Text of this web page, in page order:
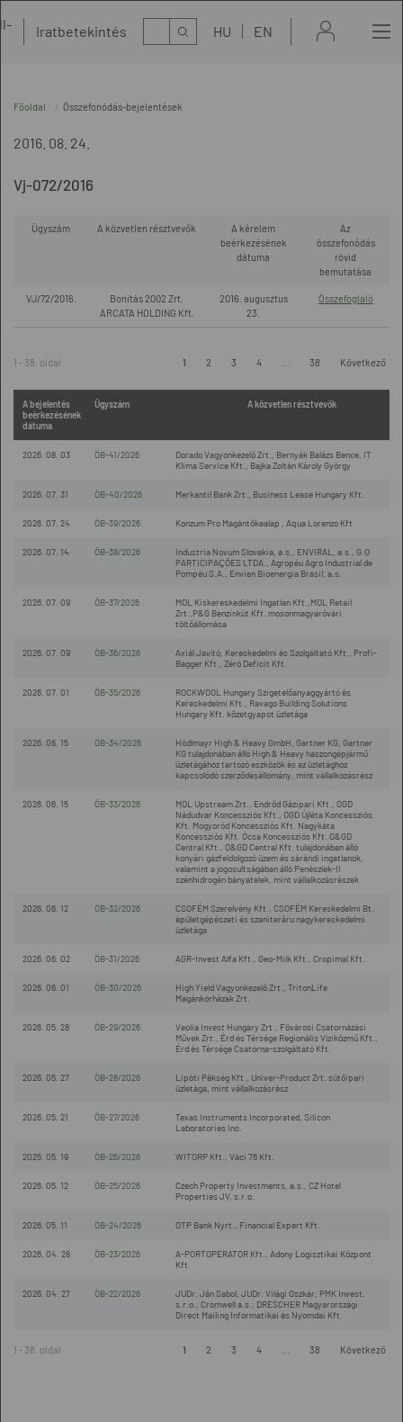
Iratbetekintés Kereső HU EN
Főoldal Összefonódás-bejelentések
2016. 08. 24.
Vj-072/2016
Ügyszám A közvetlen résztvevők
A kérelem
beérkezésének
dátuma
Az
összefonódás
rövid
bemutatása
VJ/72/2016.
Bonitás 2002 Zrt.
ARCATA HOLDING Kft.
2016. augusztus
23.
Összefoglaló
1 - 38. oldal 1 2 3 4 38 Következő
A bejelentés
beérkezésének
dátuma
Ügyszám A közvetlen résztvevők
2026. 08. 03 ÖB-41/2026
Dorado Vagyonkezelő Zrt., Bernyák Balázs Bence, IT
Klima Service Kft., Bajka Zoltán Károly György
2026. 07. 31 ÖB-40/2026 Merkantil Bank Zrt., Business Lease Hungary Kft.
2026. 07. 24 ÖB-39/2026 Konzum Pro Magántőkealap , Aqua Lorenzo Kft.
2026. 07. 14 ÖB-38/2026
Industria Novum Slovakia, a.s., ENVIRAL, a.s., G.O
PARTICIPAÇÕES LTDA., Agropéu Agro Industrial de
Pompéu S.A., Envien Bioenergia Brasil, a.s.
2026. 07. 09 ÖB-37/2026
MOL Kiskereskedelmi Ingatlan Kft.,MOL Retail
Zrt.,P&G Benzinkút Kft. mosonmagyaróvári
töltőállomása
2026. 07. 09 ÖB-36/2026
Axiál Javító, Kereskedelmi és Szolgáltató Kft., Profi-
Bagger Kft., Zéró Deficit Kft.
2026. 07. 01 ÖB-35/2026
ROCKWOOL Hungary Szigetelőanyaggyártó és
Kereskedelmi Kft., Ravago Building Solutions
Hungary Kft. kőzetgyapot üzletága
2026. 06. 15 ÖB-34/2026
Hödlmayr High & Heavy GmbH, Gartner KG, Gartner
KG tulajdonában álló High & Heavy haszongépjármű
üzletágához tartozó eszközök és az üzletághoz
kapcsolódó szerződésállomány, mint vállalkozásrész
2026. 06. 15 ÖB-33/2026
MOL Upstream Zrt., Endrőd Gázipari Kft., OGD
Nádudvar Koncessziós Kft., OGD Újléta Koncessziós
Kft. Mogyoród Koncessziós Kft. Nagykáta
Koncessziós Kft. Ócsa Koncessziós Kft. O&GD
Central Kft., O&GD Central Kft. tulajdonában álló
konyári gázfeldolgozó üzem és sárándi ingatlanok,
valamint a jogosultságában álló Penészlek-II
szénhidrogén bányatelek, mint vállalkozásrészek
2026. 06. 12 ÖB-32/2026
CSOFÉM Szerelvény Kft., CSOFÉM Kereskedelmi Bt.
épületgépészeti és szaniteráru nagykereskedelmi
üzletága
2026. 06. 02 ÖB-31/2026 AGR-Invest Alfa Kft., Geo-Milk Kft., Cropimal Kft.
2026. 06. 01 ÖB-30/2026
High Yield Vagyonkezelő Zrt., TritonLife
Magánkórházak Zrt.
2026. 05. 28 ÖB-29/2026
Veolia Invest Hungary Zrt., Fővárosi Csatornázási
Művek Zrt., Érd és Térsége Regionális Víziközmű Kft.,
Érd és Térsége Csatorna-szolgáltató Kft.
2026. 05. 27 ÖB-28/2026
Lipóti Pékség Kft., Univer-Product Zrt. sütőipari
üzletága, mint vállalkozásrész
2026. 05. 21 ÖB-27/2026
Texas Instruments Incorporated, Silicon
Laboratories Inc.
2025. 05. 19 ÖB-26/2026 WITORP Kft., Váci 76 Kft.
2026. 05. 12 ÖB-25/2026
Czech Property Investments, a.s., CZ Hotel
Properties JV, s.r.o.
2026. 05. 11 ÖB-24/2026 OTP Bank Nyrt., Financial Expert Kft.
2026. 04. 28 ÖB-23/2026
A-PORTOPERATOR Kft., Adony Logisztikai Központ
Kft.
2026. 04. 27 ÖB-22/2026
JUDr. Ján Sabol, JUDr. Világi Oszkár, PMK Invest,
s.r.o., Cromwell a.s., DRESCHER Magyarországi
Direct Mailing Informatikai és Nyomdai Kft.
1 - 38. oldal 1 2 3 4 38 Következő